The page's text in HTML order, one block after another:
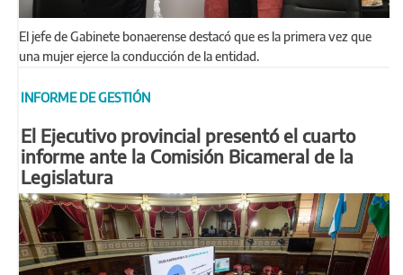
El jefe de Gabinete bonaerense destacó que es la primera vez que
una mujer ejerce la conducción de la entidad.
INFORME DE GESTIÓN
El Ejecutivo provincial presentó el cuarto
informe ante la Comisión Bicameral de la
Legislatura